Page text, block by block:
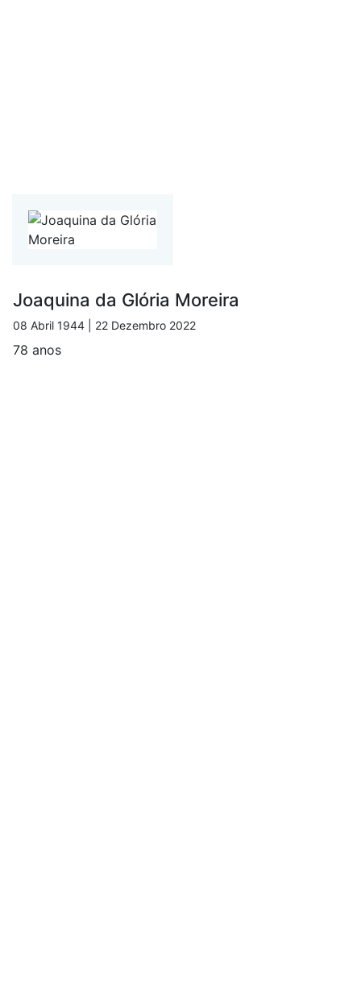
Joaquina da Glória Moreira
08 Abril 1944 | 22 Dezembro 2022
78 anos